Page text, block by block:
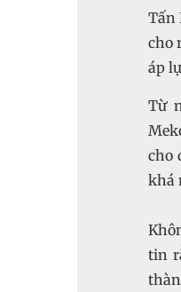
Tấn
cho
áp
Từ
cho
khá
tin